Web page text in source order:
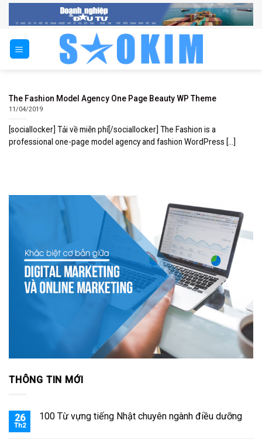
content
The Fashion Model Agency One Page Beauty WP Theme
11/04/2019
[sociallocker] Tải về miễn phí[/sociallocker] The Fashion is a
professional one-page model agency and fashion WordPress [...]
THÔNG TIN MỚI
26
Th2
100 Từ vựng tiếng Nhật chuyên ngành điều dưỡng